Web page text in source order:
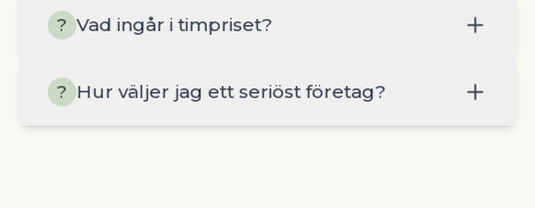
? Vad ingår i timpriset?
? Hur väljer jag ett seriöst företag?